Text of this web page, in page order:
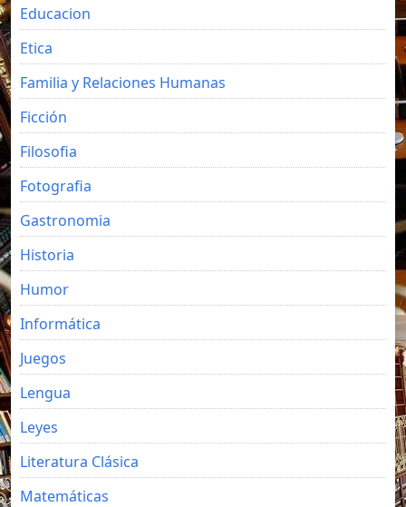
Educacion
Etica
Familia y Relaciones Humanas
Ficción
Filosofia
Fotografia
Gastronomia
Historia
Humor
Informática
Juegos
Lengua
Leyes
Literatura Clásica
Matemáticas